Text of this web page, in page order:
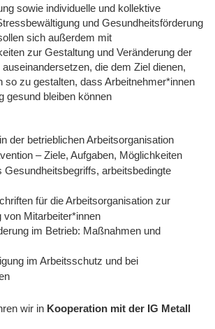
sowie individuelle und kollektive
und Gesundheitsförderung
sich außerdem mit
zur Gestaltung und Veränderung der
die dem Ziel dienen,
so zu gestalten, dass Arbeitnehmer*innen
gesund bleiben können
der betrieblichen Arbeitsorganisation
– Ziele, Aufgaben, Möglichkeiten
Gesundheitsbegriffs, arbeitsbedingte
für die Arbeitsorganisation zur
von Mitarbeiter*innen
im Betrieb: Maßnahmen und
im Arbeitsschutz und bei
wir in Kooperation mit der IG Metall